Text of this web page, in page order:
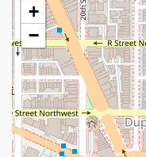
+
−